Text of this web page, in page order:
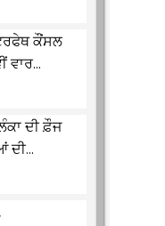
ਕੌਂਸਲ
ਦੀ ਫ਼ੌਜ
ਦੀ...